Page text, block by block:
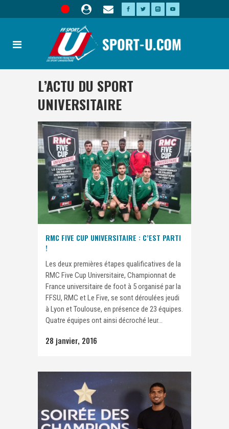
L’ACTU DU SPORT
UNIVERSITAIRE
RMC FIVE CUP UNIVERSITAIRE : C’EST PARTI
!
Les deux premières étapes qualificatives de la
RMC Five Cup Universitaire, Championnat de
France universitaire de foot à 5 organisé par la
FFSU, RMC et Le Five, se sont déroulées jeudi
à Lyon et Toulouse, en présence de 23 équipes.
Quatre équipes ont ainsi décroché leur...
28 janvier, 2016